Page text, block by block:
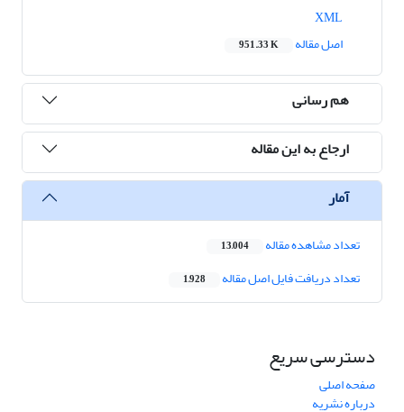
اصل مقاله
951.33 K
هم رسانی
ارجاع به این مقاله
آمار
تعداد مشاهده مقاله 13,004
تعداد دریافت فایل اصل مقاله 1,928
دسترسی سریع
صفحه اصلی
درباره نشریه